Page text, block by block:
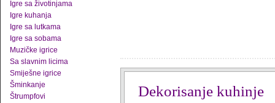
Igre sa životinjama
Igre kuhanja
Igre sa lutkama
Igre sa sobama
Muzičke igrice
Sa slavnim licima
Smiješne igrice
Šminkanje
Štrumpfovi
Dekorisanje kuhinje